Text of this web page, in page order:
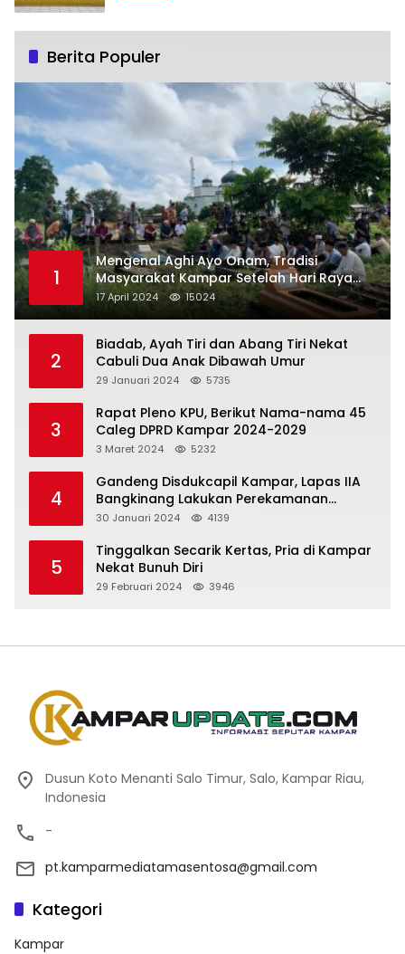
Berita Populer
1
Mengenal Aghi Ayo Onam, Tradisi
Masyarakat Kampar Setelah Hari Raya
Idul Fitri
17 April 2024 15024
2
Biadab, Ayah Tiri dan Abang Tiri Nekat
Cabuli Dua Anak Dibawah Umur
29 Januari 2024 5735
3
Rapat Pleno KPU, Berikut Nama-nama 45
3 Maret 2024 5232
4
Gandeng Disdukcapil Kampar, Lapas IIA
Bangkinang Lakukan Perekamanan
Kependudukan WBP
30 Januari 2024 4139
5
Tinggalkan Secarik Kertas, Pria di Kampar
Nekat Bunuh Diri
29 Februari 2024 3946
Dusun Koto Menanti Salo Timur, Salo, Kampar Riau,
Indonesia
-
pt.kamparmediatamasentosa@gmail.com
Kategori
Kampar